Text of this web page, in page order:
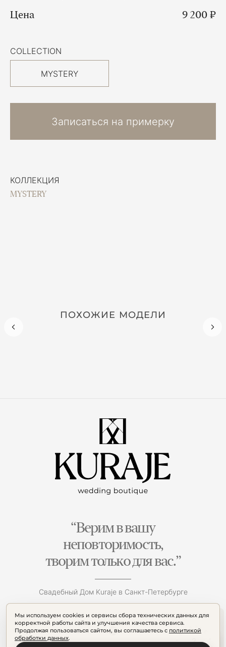
КОЛЛЕКЦИЯ
MYSTERY
Цена 9 200 ₽
COLLECTION
MYSTERY
Записаться на примерку
ПОХОЖИЕ МОДЕЛИ
Мы используем cookies и сервисы сбора технических данных для
корректной работы сайта и улучшения качества сервиса.
Продолжая пользоваться сайтом, вы соглашаетесь с политикой
обработки данных.
“Верим в вашу
неповторимость,
творим только для вас.”
Свадебный Дом Kuraje в Санкт-Петербурге